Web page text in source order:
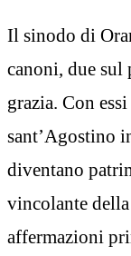
Il sinodo di
canoni, due sul
grazia. Con
sant’Agostino
diventano
vincolante
affermazioni